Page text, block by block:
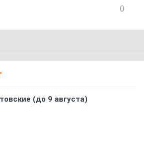
0
(до 9 августа)